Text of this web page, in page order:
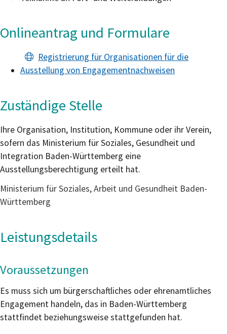
Onlineantrag und Formulare
Registrierung für Organisationen für die
Ausstellung von Engagementnachweisen
Zuständige Stelle
Ihre Organisation, Institution, Kommune oder ihr Verein,
sofern das Ministerium für Soziales, Gesundheit und
Integration Baden-Württemberg eine
Ausstellungsberechtigung erteilt hat.
Ministerium für Soziales, Arbeit und Gesundheit Baden-
Württemberg
Leistungsdetails
Voraussetzungen
Es muss sich um bürgerschaftliches oder ehrenamtliches
Engagement handeln, das in Baden-Württemberg
stattfindet beziehungsweise stattgefunden hat.